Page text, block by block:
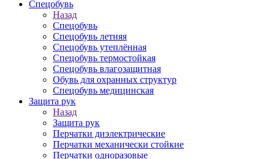
Спецобувь
Назад
Спецобувь
Спецобувь летняя
Спецобувь утеплённая
Спецобувь термостойкая
Спецобувь влагозащитная
Обувь для охранных структур
Спецобувь медицинская
Защита рук
Назад
Защита рук
Перчатки диэлектрические
Перчатки механически стойкие
Перчатки одноразовые